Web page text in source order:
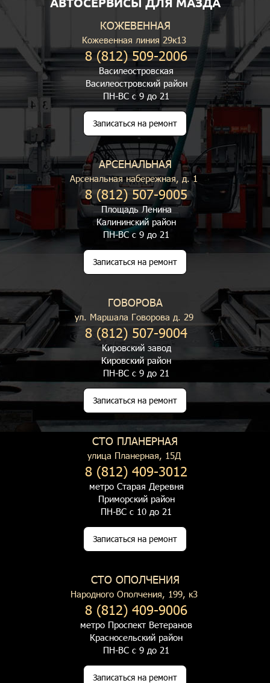
КОЖЕВЕННАЯ
Кожевенная линия 29к13
8 (812) 509-2006
Василеостровская
Василеостровский район
ПН-ВС с 9 до 21
Записаться на ремонт
АРСЕНАЛЬНАЯ
Арсенальная набережная, д. 1
8 (812) 507-9005
Площадь Ленина
Калининский район
ПН-ВС с 9 до 21
Записаться на ремонт
ГОВОРОВА
ул. Маршала Говорова д. 29
8 (812) 507-9004
Кировский завод
Кировский район
ПН-ВС с 9 до 21
Записаться на ремонт
СТО ПЛАНЕРНАЯ
улица Планерная, 15Д
8 (812) 409-3012
метро Старая Деревня
Приморский район
ПН-ВС с 10 до 21
Записаться на ремонт
СТО ОПОЛЧЕНИЯ
Народного Ополчения, 199, к3
8 (812) 409-9006
метро Проспект Ветеранов
Красносельский район
ПН-ВС с 9 до 21
Записаться на ремонт